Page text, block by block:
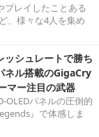
プレイしたことある
、様々な4人を集め
シュレートで勝ち
ネル搭載のGigaCry
マー注目の武器
OLEDパネルの圧倒的
』で体感しま